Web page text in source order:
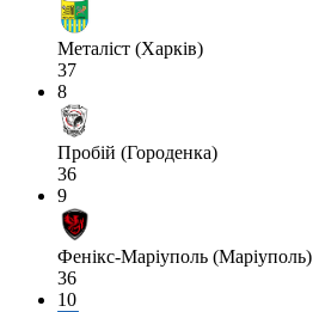
Металіст (Харків)
37
8
Пробій (Городенка)
36
9
Фенікс-Маріуполь (Маріуполь)
36
10